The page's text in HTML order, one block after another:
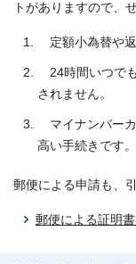
トがありますので、
定額小為替や返
24時間いつで
されません。
マイナンバー
高い手続きです。
郵便による申請も、
郵便による証明